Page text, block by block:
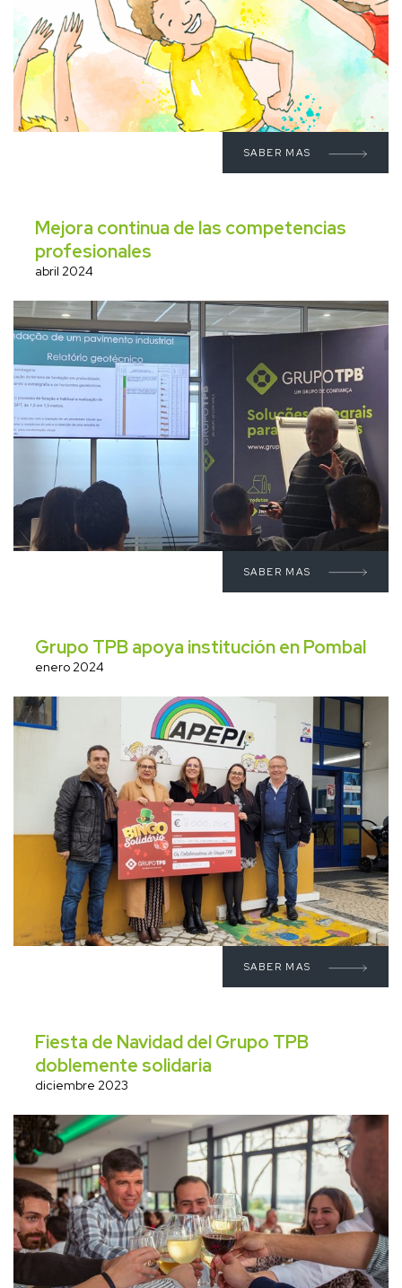
SABER MAS
Mejora continua de las competencias
profesionales
abril 2024
SABER MAS
Grupo TPB apoya institución en Pombal
enero 2024
SABER MAS
Fiesta de Navidad del Grupo TPB
doblemente solidaria
diciembre 2023